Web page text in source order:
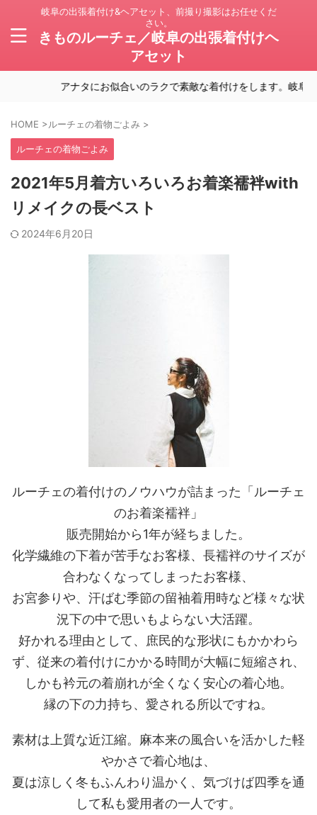
岐阜の出張着付け&ヘアセット、前撮り撮影はお任せくだ
さい。
きものルーチェ／岐阜の出張着付けヘ
アセット
アナタにお似合いのラクで素敵な着付けをします。岐阜の出
HOME >ルーチェの着物ごよみ >
ルーチェの着物ごよみ
2021年5月着方いろいろお着楽襦袢with
リメイクの長ベスト
2024年6月20日
ルーチェの着付けのノウハウが詰まった「ルーチェ
のお着楽襦袢」
販売開始から1年が経ちました。
化学繊維の下着が苦手なお客様、長襦袢のサイズが
合わなくなってしまったお客様、
お宮参りや、汗ばむ季節の留袖着用時など様々な状
況下の中で思いもよらない大活躍。
好かれる理由として、庶民的な形状にもかかわら
ず、従来の着付けにかかる時間が大幅に短縮され、
しかも衿元の着崩れが全くなく安心の着心地。
縁の下の力持ち、愛される所以ですね。
素材は上質な近江縮。麻本来の風合いを活かした軽
やかさで着心地は、
夏は涼しく冬もふんわり温かく、気づけば四季を通
して私も愛用者の一人です。